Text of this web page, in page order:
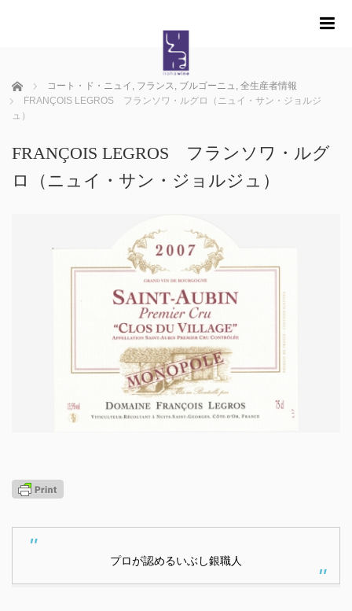
ホーム コート・ド・ニュイ , フランス, ブルゴーニュ , 全生産者情報
FRANÇOIS LEGROS フランソワ・ルグロ（ニュイ・サン・ジョルジ
ュ）
FRANÇOIS LEGROS フランソワ・ルグ
ロ（ニュイ・サン・ジョルジュ）
プロが認めるいぶし銀職人